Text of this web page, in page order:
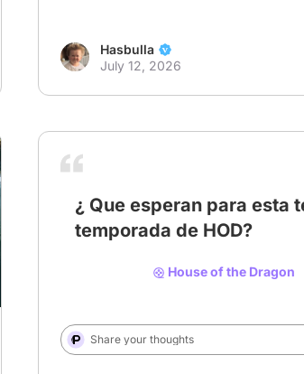
Hasbulla
July 12, 2026
¿ Que esperan para esta
temporada de HOD?
House of the Dragon
Share your thoughts